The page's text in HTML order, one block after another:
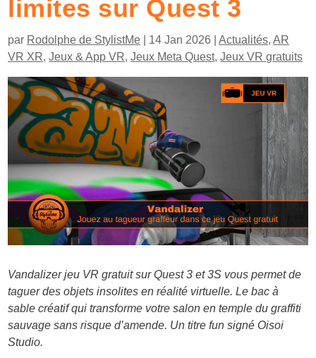
limites sur Quest 3
par Rodolphe de StylistMe 14 Jan 2026 |Actualités,AR
VR XR,Jeux & App VR,Jeux Meta Quest,Jeux VR gratuits
Vandalizer jeu VR gratuit sur Quest 3 et 3S vous permet de
taguer des objets insolites en réalité virtuelle. Le bac à
sable créatif qui transforme votre salon en temple du graffiti
sauvage sans risque d’amende. Un titre fun signé Oisoi
Studio.